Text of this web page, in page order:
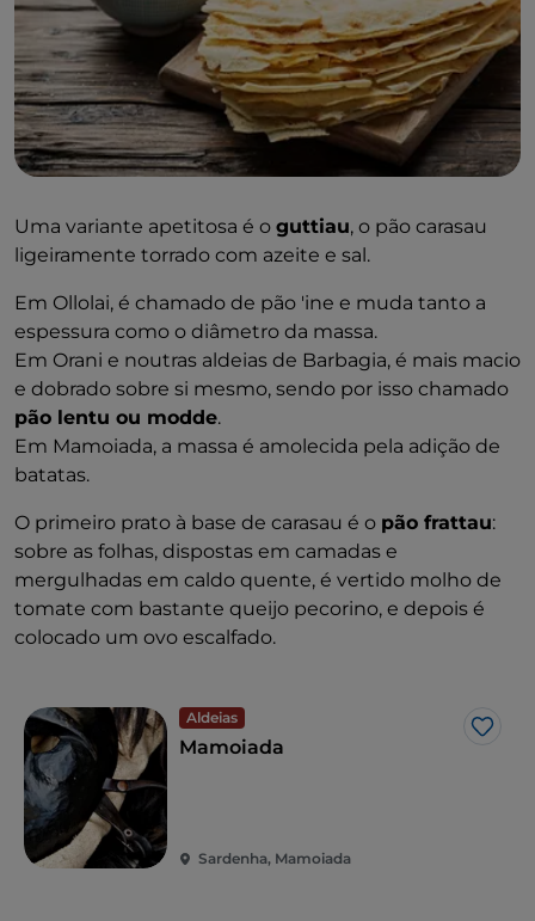
Uma variante apetitosa é o guttiau, o pão carasau
ligeiramente torrado com azeite e sal.
Em Ollolai, é chamado de pão 'ine e muda tanto a
espessura como o diâmetro da massa.
Em Orani e noutras aldeias de Barbagia, é mais macio
e dobrado sobre si mesmo, sendo por isso chamado
pão lentu ou modde.
Em Mamoiada, a massa é amolecida pela adição de
batatas.
O primeiro prato à base de carasau é o pão frattau:
sobre as folhas, dispostas em camadas e
mergulhadas em caldo quente, é vertido molho de
tomate com bastante queijo pecorino, e depois é
colocado um ovo escalfado.
Aldeias
Mamoiada
Sardenha, Mamoiada